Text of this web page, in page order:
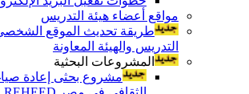
مواقع أعضاء هيئة التدريس
طريقة تحديث الموقع
التدريس والهيئة المعاونة
المشروعات البحثية
مشروع بحثى إعادة